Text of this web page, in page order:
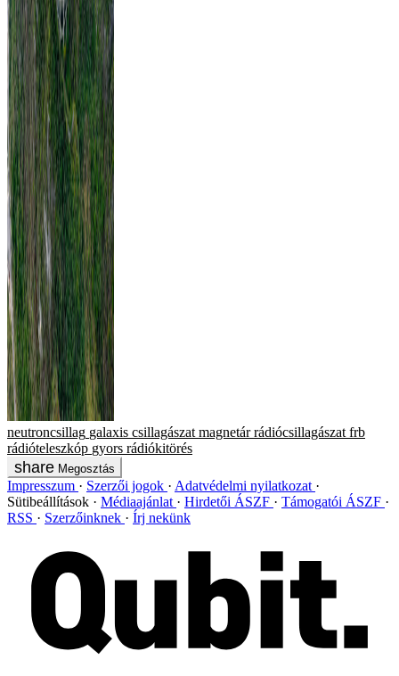
neutroncsillag galaxis csillagászat magnetár rádiócsillagászat frb
rádióteleszkóp gyors rádiókitörés
Megosztás
Impresszum Szerzői jogok
Adatvédelmi nyilatkozat
Sütibeállítások
Médiaajánlat Hirdetői ÁSZF
Támogatói ÁSZF
RSS
Szerzőinknek Írj nekünk